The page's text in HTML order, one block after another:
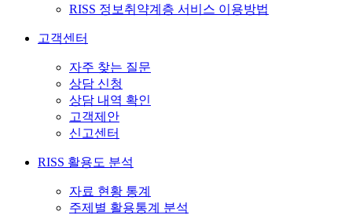
RISS 정보취약계층 서비스 이용방법
고객센터
자주 찾는 질문
상담 신청
상담 내역 확인
고객제안
신고센터
RISS 활용도 분석
자료 현황 통계
주제별 활용통계 분석